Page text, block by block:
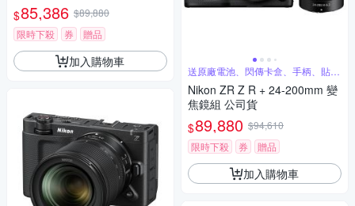
$85,386 $89,880
限時下殺
券 贈品
加入購物車
送原廠電池、閃傳卡盒、手柄、貼
膜、保護鏡
Nikon ZR Z R + 24-200mm 變
焦鏡組 公司貨
$89,880 $94,610
限時下殺
券 贈品
加入購物車